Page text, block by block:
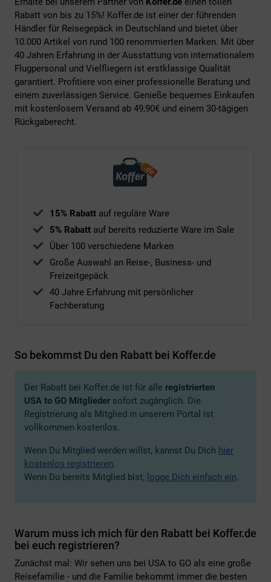
Rabatt von bis zu 15%! Koffer.de ist einer der führenden
Händler für Reisegepäck in Deutschland und bietet über
10.000 Artikel von rund 100 renommierten Marken. Mit über
40 Jahren Erfahrung in der Ausstattung von internationalem
Flugpersonal und Vielfliegern ist erstklassige Qualität
garantiert. Profitiere von einer professionelle Beratung und
einem zuverlässigen Service. Genieße bequemes Einkaufen
mit kostenlosem Versand ab 49,90€ und einem 30-tägigen
Rückgaberecht.
15% Rabatt auf reguläre Ware
5% Rabatt auf bereits reduzierte Ware im Sale
Über 100 verschiedene Marken
Große Auswahl an Reise-, Business- und
Freizeitgepäck
40 Jahre Erfahrung mit persönlicher
Fachberatung
So bekommst Du den Rabatt bei Koffer.de
Der Rabatt bei Koffer.de ist für alle registrierten
USA to GO Mitglieder sofort zugänglich. Die
Registrierung als Mitglied in unserem Portal ist
vollkommen kostenlos.
Wenn Du Mitglied werden willst, kannst Du Dich hier
kostenlos registrieren.
Wenn Du bereits Mitglied bist, logge Dich einfach ein.
Warum muss ich mich für den Rabatt bei Koffer.de
bei euch registrieren?
Zunächst mal: Wir sehen uns bei USA to GO als eine große
Reisefamilie - und die Familie bekommt immer die besten